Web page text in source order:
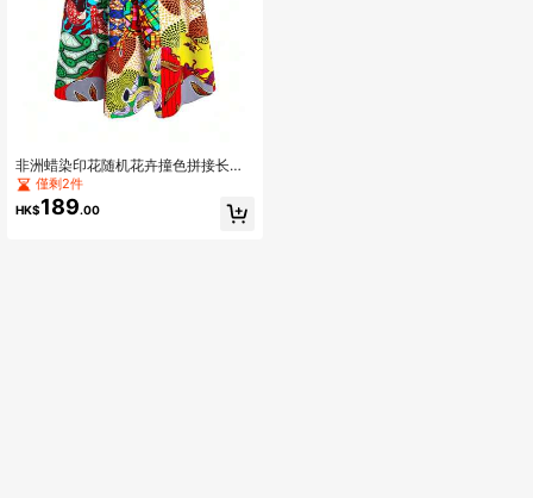
非洲蜡染印花随机花卉撞色拼接长
裙，适合夏季度假穿着，颜色随机混
僅剩2件
HK$189.00